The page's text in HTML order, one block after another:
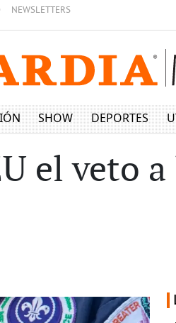
NEWSLETTERS
SHOW DEPORTES
el veto